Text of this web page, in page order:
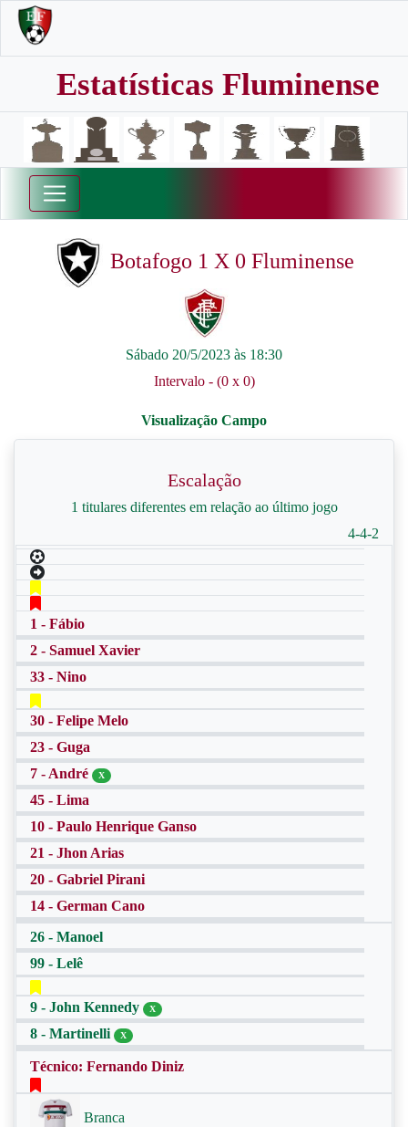
Estatísticas Fluminense
Botafogo 1 X 0 Fluminense
Sábado 20/5/2023 às 18:30
Intervalo - (0 x 0)
Escalação
1 titulares diferentes em relação ao último jogo
4-4-2
1 - Fábio
2 - Samuel Xavier
33 - Nino
30 - Felipe Melo
23 - Guga
7 - André
X
45 - Lima
10 - Paulo Henrique Ganso
21 - Jhon Arias
20 - Gabriel Pirani
14 - German Cano
26 - Manoel
99 - Lelê
9 - John Kennedy X
8 - Martinelli X
Técnico: Fernando Diniz
Branca